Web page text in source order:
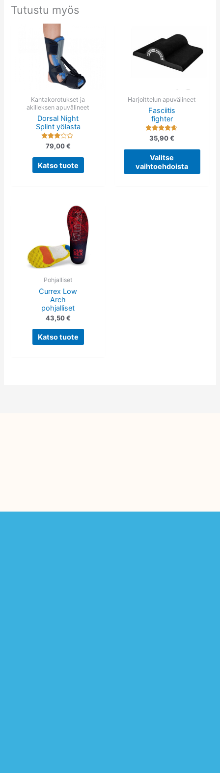
Tutustu myös
Kantakorotukset ja
akilleksen apuvälineet
Dorsal Night
Splint yölasta
Arvostelu
tuotteesta:
3.00
/ 5
79,00€
Katso tuote
muunnelma.
Voit
tehdä
valinnat
Harjoittelun apuvälineet
Fasciitis
fighter
Arvostelu
tuotteesta:
4.50
/ 5
35,90€
Valitse
vaihtoehdoista
Pohjalliset
Currex Low
Arch
pohjalliset
43,50€
Katso tuote
Tällä
tuotteella
on
useampi
muunnelma.